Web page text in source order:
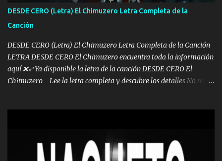
también la nueve que cargo al lado doy la mano al que su amigo y
al traicionero damos pa abajo Y No me paran aquí hay pa más
pues hay charola les voy a dar hasta topar pues no hay de otra...
DESDE CERO (Letra) El Chimuzero Letra Completa de la
Canción
DESDE CERO (Letra) El Chimuzero Letra Completa de la Canción
LETRA DESDE CERO El Chimuzero encuentra toda la información
aquí ❌♐ Ya disponible la letra de la canción DESDE CERO El
Chimuzero - Lee la letra completa y descubre los detalles No nací
❌ www.elnorteduro.com ❌ Yo No limito los Sueños , si no existe
Uno pues Hallamos Modos , Si me caigo me Levanto, Aprendo Del